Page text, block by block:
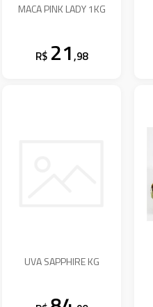
MACA PINK LADY 1KG
R$ 21,98
UVA SAPPHIRE KG